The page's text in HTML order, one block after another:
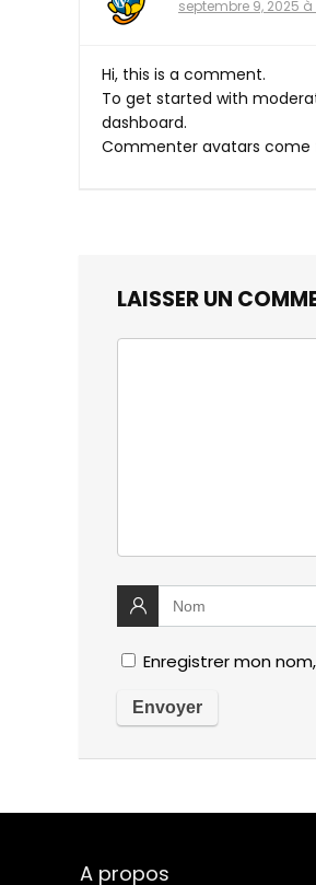
septembre 9, 2025
Hi, this is a comment.
To get started with
dashboard.
Commenter avatars come
LAISSER UN
Enregistrer mon
A propos